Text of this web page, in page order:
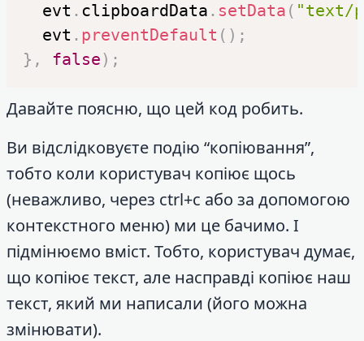
  evt
. clipboardData . setData ( "text/
  evt
. preventDefault ( ) ;
} , false) ;
Давайте поясню, що цей код робить.
Ви відслідковуєте подію “копіювання”,
тобто коли користувач копіює щось
(неважливо, через ctrl+c або за допомогою
контекстного меню) ми це бачимо. І
підмінюємо вміст. Тобто, користувач думає,
що копіює текст, але насправді копіює наш
текст, який ми написали (його можна
змінювати).